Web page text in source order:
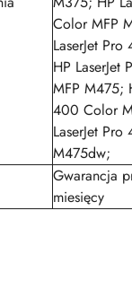
Color MFP
LaserJet
HP
MFP M475;
400 Color
LaserJet
M475dw;
Gwarancja
miesięcy